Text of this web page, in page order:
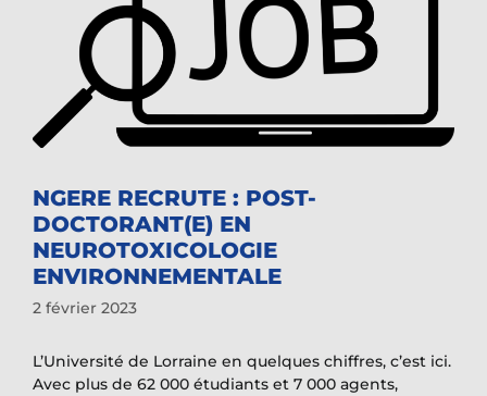
NGERE RECRUTE : POST-
DOCTORANT(E) EN
NEUROTOXICOLOGIE
ENVIRONNEMENTALE
2 février 2023
L’Université de Lorraine en quelques chiffres, c’est ici.
Avec plus de 62 000 étudiants et 7 000 agents,